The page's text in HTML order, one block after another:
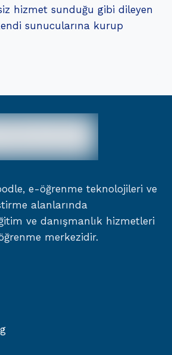
hizmet sunduğu gibi dileyen
sunucularına kurup
e-öğrenme teknolojileri ve
alanlarında
ve danışmanlık hizmetleri
merkezidir.